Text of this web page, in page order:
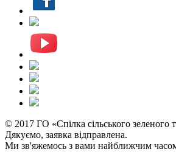
© 2017 ГО «Спілка сільського зеленого
Дякуємо, заявка відправлена.
Ми зв'яжемось з вами найближчим